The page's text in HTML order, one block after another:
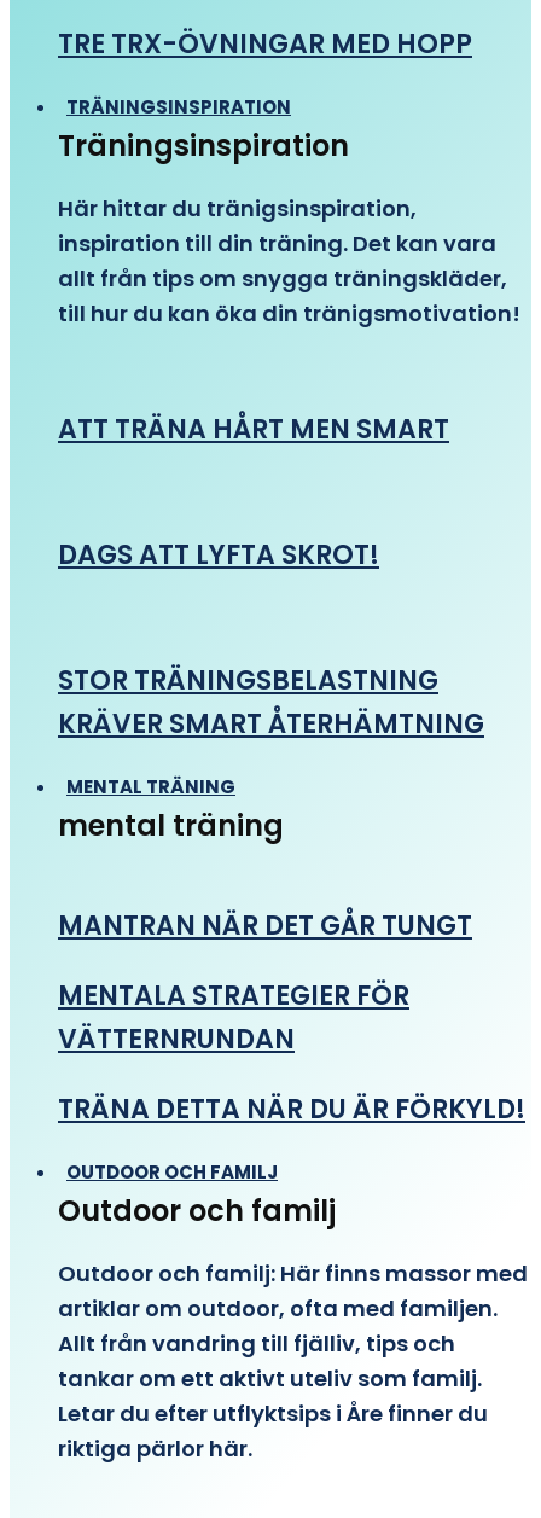
TRE TRX-ÖVNINGAR MED HOPP
TRÄNINGSINSPIRATION
Träningsinspiration
Här hittar du tränigsinspiration,
inspiration till din träning. Det kan vara
allt från tips om snygga träningskläder,
till hur du kan öka din tränigsmotivation!
ATT TRÄNA HÅRT MEN SMART
DAGS ATT LYFTA SKROT!
STOR TRÄNINGSBELASTNING
KRÄVER SMART ÅTERHÄMTNING
MENTAL TRÄNING
mental träning
MANTRAN NÄR DET GÅR TUNGT
MENTALA STRATEGIER FÖR
VÄTTERNRUNDAN
TRÄNA DETTA NÄR DU ÄR FÖRKYLD!
OUTDOOR OCH FAMILJ
Outdoor och familj
Outdoor och familj: Här finns massor med
artiklar om outdoor, ofta med familjen.
Allt från vandring till fjälliv, tips och
tankar om ett aktivt uteliv som familj.
Letar du efter utflyktsips i Åre finner du
riktiga pärlor här.